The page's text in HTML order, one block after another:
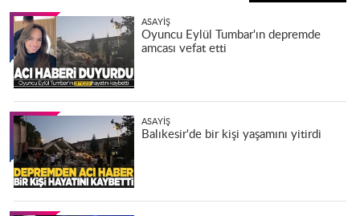
ASAYIŞ
Oyuncu Eylül Tumbar'ın depremde
amcası vefat etti
ASAYIŞ
Balıkesir'de bir kişi yaşamını yitirdi